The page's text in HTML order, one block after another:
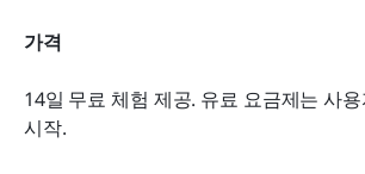
가격
14일 무료 체험 제공. 유료 요금제는 사
시작.